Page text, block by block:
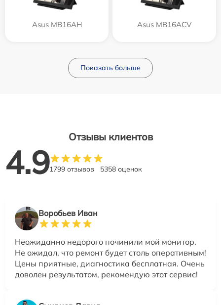
Asus MB16AH Asus MB16ACV
Показать больше
Отзывы клиентов
4.91799 отзывов 5358 оценок
Воробьев Иван
Неожиданно недорого починили мой монитор.
Не ожидал, что ремонт будет столь оперативным!
Цены приятные, диагностика бесплатная. Очень
доволен результатом, рекомендую этот сервис!